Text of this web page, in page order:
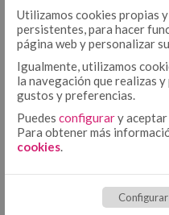
RELLENO
RELLENO
PROTECTOR DE
PROTECTOR DE
ROPA DE CAMA
VER MÁS >
PRODUCTOS
Utilizamos cookies propias
persistentes, para hacer
página web y personalizar
Igualmente, utilizamos
la navegación que realizas
gustos y preferencias.
Puedes configurary aceptar
Para obtener más
cookies
Configurar